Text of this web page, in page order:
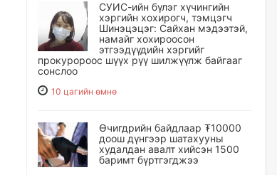
СУИС-ийн бүлэг хүчингийн
хэргийн хохирогч, тэмцэгч
Шинэцэцэг: Сайхан мэдээтэй,
намайг хохироосон
этгээдүүдийн хэргийг
прокуророос шүүх рүү шилжүүлж байгааг
сонслоо
10 цагийн өмнө
Өчигдрийн байдлаар ₮10000
доош дүнгээр шатахууны
худалдан авалт хийсэн 1500
баримт бүртгэгджээ